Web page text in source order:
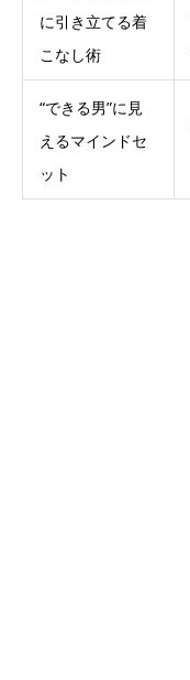
に引き立てる着
こなし術
“できる男”に見
えるマインドセ
ット